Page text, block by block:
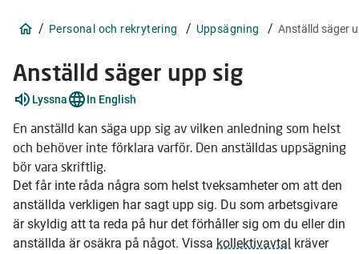
/ Personal och rekrytering / Uppsägning / Anställd säger
Anställd säger upp sig
Förklara
ord
stycken
Lyssna In English
En anställd kan säga upp sig av vilken anledning som helst
och behöver inte förklara varför. Den anställdas uppsägning
bör vara skriftlig.
Det får inte råda några som helst tveksamheter om att den
anställda verkligen har sagt upp sig. Du som arbetsgivare
är skyldig att ta reda på hur det förhåller sig om du eller din
anställda är osäkra på något. Vissa kollektivavtal kräver